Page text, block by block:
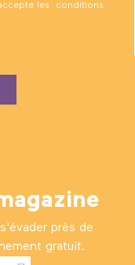
les conditions
près de
gratuit.